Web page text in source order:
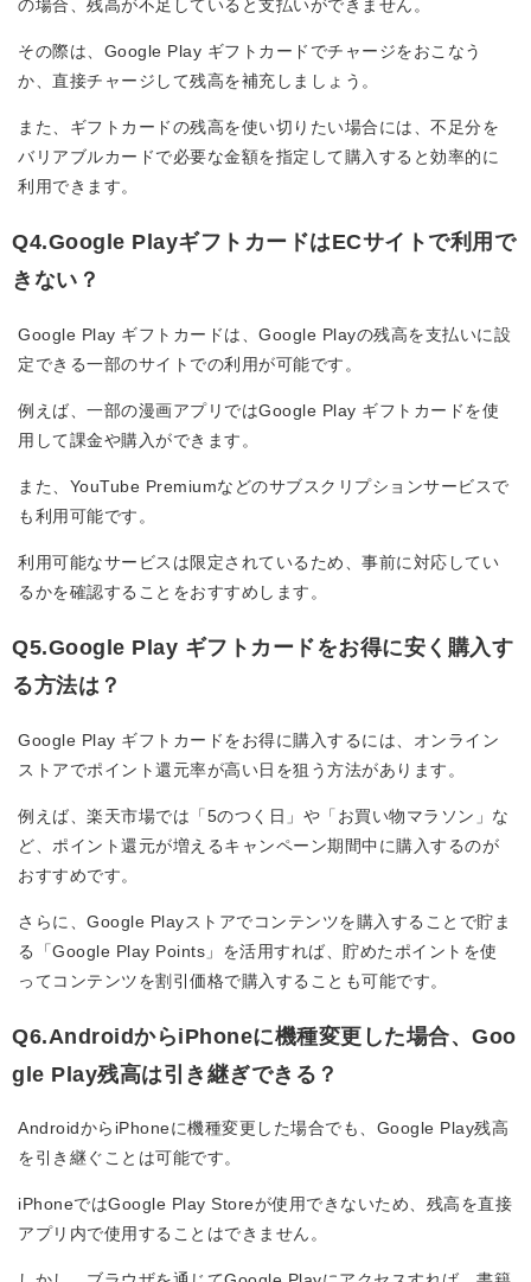
の場合、残高が不足していると支払いができません。
その際は、Google Play ギフトカードでチャージをおこなう
か、直接チャージして残高を補充しましょう。
また、ギフトカードの残高を使い切りたい場合には、不足分を
バリアブルカードで必要な金額を指定して購入すると効率的に
利用できます。
Q4.Google PlayギフトカードはECサイトで利用で
きない？
Google Play ギフトカードは、Google Playの残高を支払いに設
定できる一部のサイトでの利用が可能です。
例えば、一部の漫画アプリではGoogle Play ギフトカードを使
用して課金や購入ができます。
また、YouTube Premiumなどのサブスクリプションサービスで
も利用可能です。
利用可能なサービスは限定されているため、事前に対応してい
るかを確認することをおすすめします。
Q5.Google Play ギフトカードをお得に安く購入す
る方法は？
Google Play ギフトカードをお得に購入するには、オンライン
ストアでポイント還元率が高い日を狙う方法があります。
例えば、楽天市場では「5のつく日」や「お買い物マラソン」な
ど、ポイント還元が増えるキャンペーン期間中に購入するのが
おすすめです。
さらに、Google Playストアでコンテンツを購入することで貯ま
る「Google Play Points」を活用すれば、貯めたポイントを使
ってコンテンツを割引価格で購入することも可能です。
Q6.AndroidからiPhoneに機種変更した場合、Goo
gle Play残高は引き継ぎできる？
AndroidからiPhoneに機種変更した場合でも、Google Play残高
を引き継ぐことは可能です。
iPhoneではGoogle Play Storeが使用できないため、残高を直接
アプリ内で使用することはできません。